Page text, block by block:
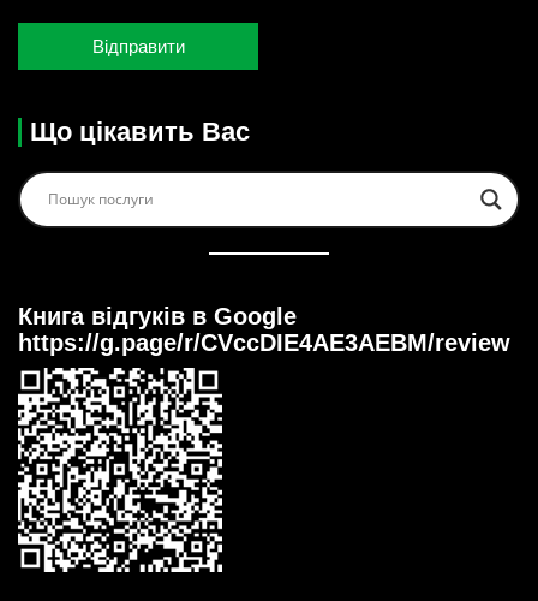
Що цікавить Вас
Книга відгуків в Google
https://g.page/r/CVccDIE4AE3AEBM/review